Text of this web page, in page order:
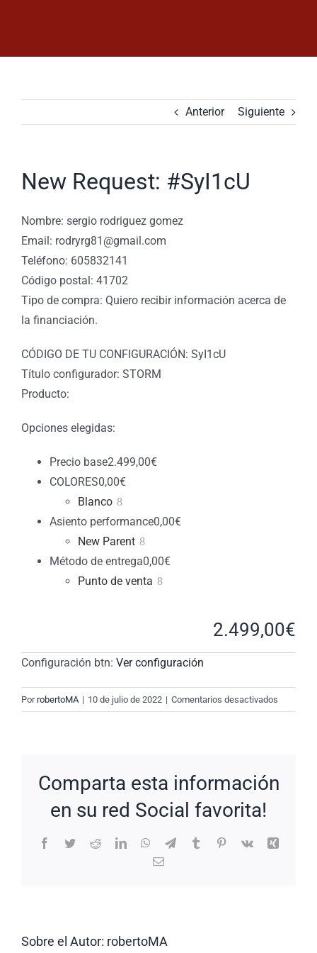
Anterior Siguiente
New Request: #SyI1cU
Nombre: sergio rodriguez gomez
Email: rodryrg81@gmail.com
Teléfono: 605832141
Código postal: 41702
Tipo de compra: Quiero recibir información acerca de
la financiación.
CÓDIGO DE TU CONFIGURACIÓN: SyI1cU
Título configurador: STORM
Producto:
Opciones elegidas:
Precio base2.499,00€
COLORES0,00€
Blanco
Asiento performance0,00€
New Parent
Método de entrega0,00€
Punto de venta
2.499,00€
Configuración btn: Ver configuración
PorrobertoMA | 10 de julio de 2022 | Comentarios desactivados
New
Comparta esta información
en su red Social favorita!
Facebook
TwitterRedditLinkedInWhatsApp
TelegramTumblrPinterest
Vk
Xing
Correo
Sobre el Autor: robertoMA